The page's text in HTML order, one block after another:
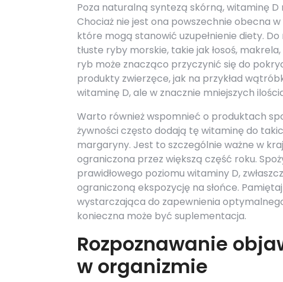
Poza naturalną syntezą skórną, witaminę
Chociaż nie jest ona powszechnie obecna
które mogą stanowić uzupełnienie diety.
tłuste ryby morskie, takie jak łosoś,
ryb może znacząco przyczynić się do
produkty zwierzęce, jak na przykład
witaminę D, ale w znacznie mniejszych
Warto również wspomnieć o produktach
żywności często dodają tę witaminę do
margaryny. Jest to szczególnie ważne w
ograniczona przez większą część roku.
prawidłowego poziomu witaminy D,
ograniczoną ekspozycję na słońce.
wystarczająca do zapewnienia
konieczna może być suplementacja.
Rozpoznawanie
w organizmie